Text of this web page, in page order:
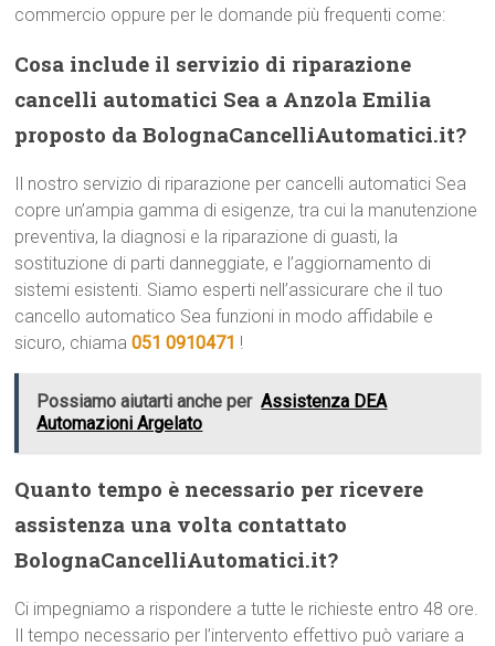
commercio oppure per le domande più frequenti come:
Cosa include il servizio di riparazione
cancelli automatici Sea a Anzola Emilia
proposto da BolognaCancelliAutomatici.it?
Il nostro servizio di riparazione per cancelli automatici Sea
copre un’ampia gamma di esigenze, tra cui la manutenzione
preventiva, la diagnosi e la riparazione di guasti, la
sostituzione di parti danneggiate, e l’aggiornamento di
sistemi esistenti. Siamo esperti nell’assicurare che il tuo
cancello automatico Sea funzioni in modo affidabile e
sicuro, chiama051 0910471 !
Possiamo aiutarti anche per Assistenza DEA
Automazioni Argelato
Quanto tempo è necessario per ricevere
assistenza una volta contattato
BolognaCancelliAutomatici.it?
Ci impegniamo a rispondere a tutte le richieste entro 48 ore.
Il tempo necessario per l’intervento effettivo può variare a